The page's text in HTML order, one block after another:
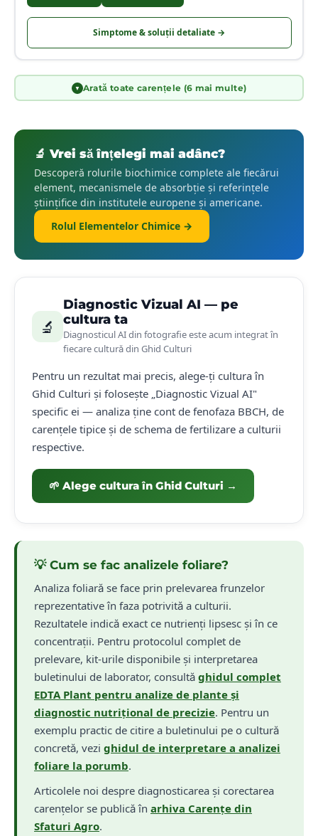
Simptome & soluții detaliate →
Carența de Fier
Cloroză internervală intensă pe frunzele foarte tinere, frunze
aproape albe cu nervuri vizibile verzi. Frecventă pe soluri
calcaroase cu pH ridicat (cloroză calcică) — fierul este blocat
ROfert® Amino ✅ROfert® MAX
🌿
Carența de Mangan
Cloroze internervale pe frunzele tinere, nervuri rămân verzi,
țesut galben-verde sau alb între nervuri. Frecventă pe soluri
alcaline (pH > 7) și soluri bogate în materie organică.
✅ROfert® Mn+ ✅ROfert® Amino
▼ Arată toate carențele (6 mai multe)
🔬 Vrei să înțelegi mai adânc?
Descoperă rolurile biochimice complete ale fiecărui
element, mecanismele de absorbție și referințele
științifice din institutele europene și americane.
Rolul Elementelor Chimice →
🔬
Diagnostic Vizual AI — pe
cultura ta
Diagnosticul AI din fotografie este acum integrat în
fiecare cultură din Ghid Culturi
Pentru un rezultat mai precis, alege-ți cultura în
Ghid Culturi și folosește „Diagnostic Vizual AI"
specific ei — analiza ține cont de fenofaza BBCH, de
carențele tipice și de schema de fertilizare a culturii
respective.
🌱 Alege cultura în Ghid Culturi →
💡 Cum se fac analizele foliare?
Analiza foliară se face prin prelevarea frunzelor
reprezentative în faza potrivită a culturii.
Rezultatele indică exact ce nutrienți lipsesc și în ce
concentrații. Pentru protocolul complet de
prelevare, kit-urile disponibile și interpretarea
buletinului de laborator, consultă ghidul complet
EDTA Plant pentru analize de plante și
diagnostic nutrițional de precizie. Pentru un
exemplu practic de citire a buletinului pe o cultură
concretă, vezi ghidul de interpretare a analizei
foliare la porumb.
Articolele noi despre diagnosticarea și corectarea
carențelor se publică în arhiva Carențe din
Sfaturi Agro.